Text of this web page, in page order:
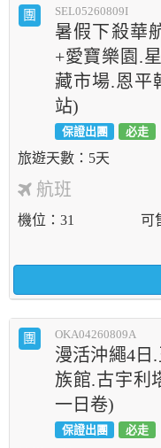
團 SEL05260809I
暑假下殺華
+愛寶樂園.
藏市場.恩平
站)
保證出團 必走
5天
航班
機位 31 可
團 OKA04260809A
漫活沖繩4日
族館.古宇利
一日卷)
保證出團 必走